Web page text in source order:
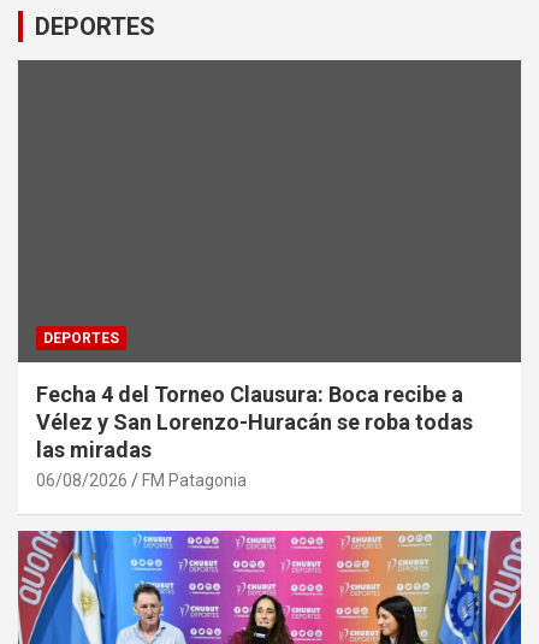
DEPORTES
DEPORTES
Fecha 4 del Torneo Clausura: Boca recibe a
Vélez y San Lorenzo-Huracán se roba todas
las miradas
06/08/2026 FM Patagonia